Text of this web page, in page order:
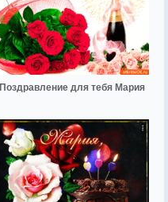
Поздравление для тебя Мария